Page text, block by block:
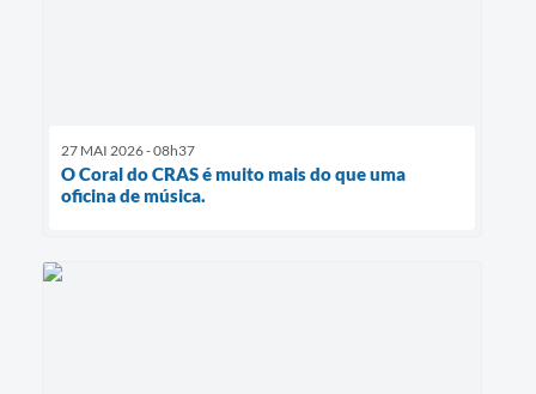
27 MAI 2026 - 08h37
O Coral do CRAS é muito mais do que uma
oficina de música.